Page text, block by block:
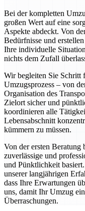
Bei der kompletten
großen Wert auf eine
Aspekte abdeckt. Von
Bedürfnisse und
Ihre individuelle
nichts dem Zufall
Wir begleiten Sie Schritt
Umzugsprozess – von
Organisation des
Zielort sicher und
koordinieren alle
Lebensabschnitt
kümmern zu müssen.
Von der ersten
zuverlässige und
und Pünktlichkeit
unserer langjährigen
dass Ihre Erwartungen
uns, damit Ihr Umzug
Überraschungen.